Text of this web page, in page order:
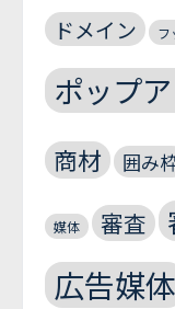
ドメイン フ
ポップ
商材 囲み
媒体 審査
広告媒体